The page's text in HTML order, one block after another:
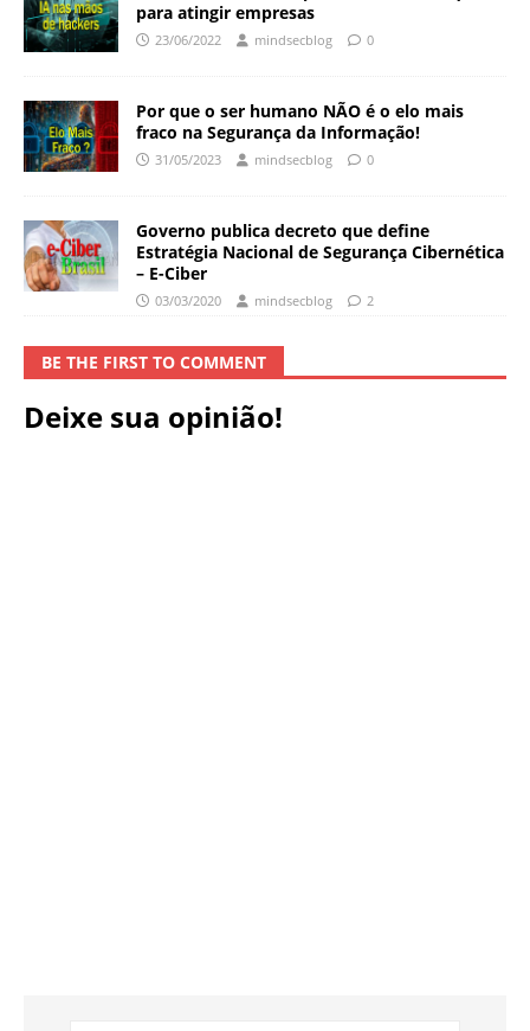
para atingir empresas
23/06/2022 mindsecblog 0
Por que o ser humano NÃO é o elo mais
fraco na Segurança da Informação!
31/05/2023 mindsecblog 0
Governo publica decreto que define
Estratégia Nacional de Segurança Cibernética
– E-Ciber
03/03/2020 mindsecblog 2
BE THE FIRST TO COMMENT
Deixe sua opinião!